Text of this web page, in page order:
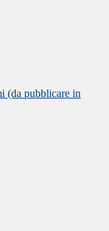
(da pubblicare in